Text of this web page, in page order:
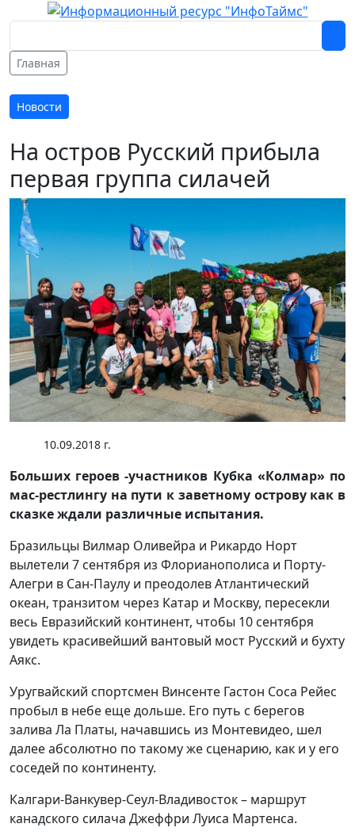
Главная
Новости
На остров Русский прибыла
первая группа силачей
10.09.2018 г.
Больших героев -участников Кубка «Колмар» по
мас-рестлингу на пути к заветному острову как в
сказке ждали различные испытания.
Бразильцы Вилмар Оливейра и Рикардо Норт
вылетели 7 сентября из Флорианополиса и Порту-
Алегри в Сан-Паулу и преодолев Атлантический
океан, транзитом через Катар и Москву, пересекли
весь Евразийский континент, чтобы 10 сентября
увидеть красивейший вантовый мост Русский и бухту
Аякс.
Уругвайский спортсмен Винсенте Гастон Соса Рейес
пробыл в небе еще дольше. Его путь с берегов
залива Ла Платы, начавшись из Монтевидео, шел
далее абсолютно по такому же сценарию, как и у его
соседей по континенту.
Калгари-Ванкувер-Сеул-Владивосток – маршрут
канадского силача Джеффри Луиса Мартенса.